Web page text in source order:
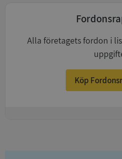
Alla företagets fordon i
Köp